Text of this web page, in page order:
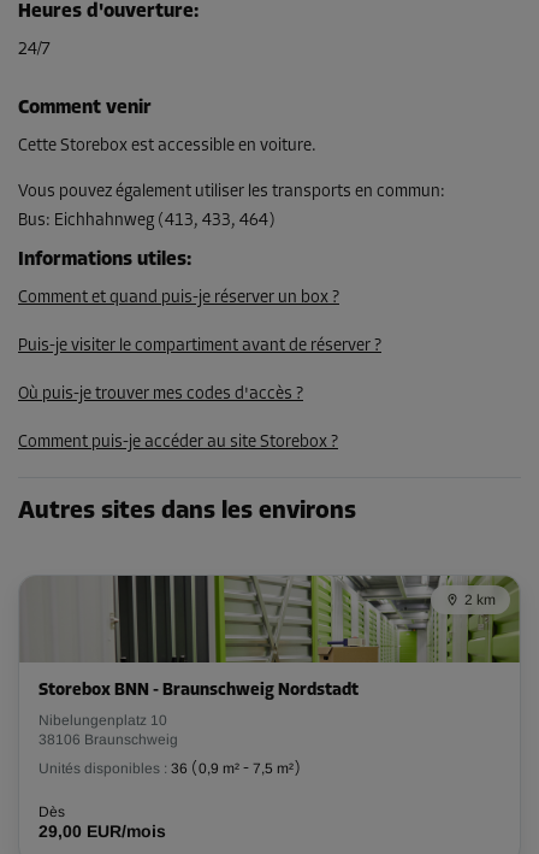
Surface: 2 m²
Volume: 6 m³
Long:1,8m Larg:
Dès
Compartiment 30
Volume: 6,9 m³
Long: Larg:
Dès
Compartiment 31
Volume: 7,2 m³
m Haut:3m
Dès
79,00 EUR/mois
Compartiment 42
Surface: 2,4 m²
Volume: 7,2 m³
Heures d'ouverture:
24/7
Comment venir
Cette Storebox est accessible en voiture.
Vous pouvez également utiliser les transports en commun:
Bus: Eichhahnweg (413, 433, 464)
Informations utiles:
Comment et quand puis-je réserver un box ?
Puis-je visiter le compartiment avant de réserver ?
Où puis-je trouver mes codes d'accès ?
Comment puis-je accéder au site Storebox ?
Autres sites dans les environs
2 km
Storebox BNN - Braunschweig Nordstadt
Nibelungenplatz 10
38106 Braunschweig
Unités disponibles : 36 (0,9 m² - 7,5 m²)
Dès
29,00 EUR/mois